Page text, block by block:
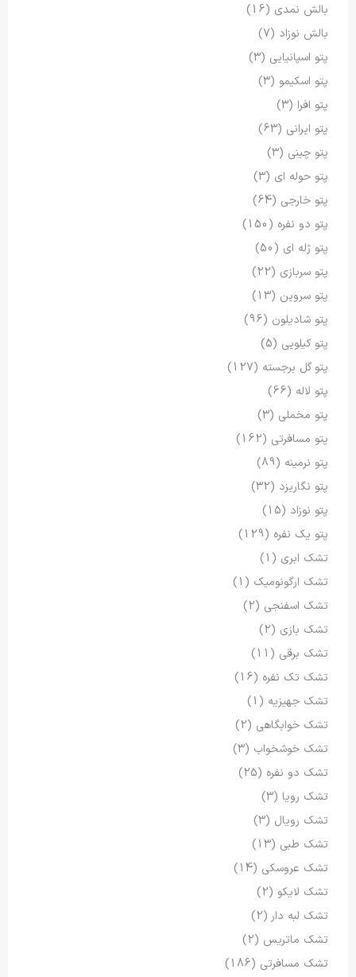
بالش نمدی (16)
بالش نوزاد (7)
پتو اسپانیایی (3)
پتو اسکیمو (3)
پتو افرا (3)
پتو ایرانی (63)
پتو چینی (3)
پتو حوله ای (3)
پتو خارجی (64)
پتو دو نفره (150)
پتو ژله ای (50)
پتو سربازی (22)
پتو سروین (13)
پتو شادیلون (96)
پتو کیلویی (5)
پتو گل برجسته (127)
پتو لاله (66)
پتو مخملی (3)
پتو مسافرتی (162)
پتو نرمینه (89)
پتو نگاریزد (32)
پتو نوزاد (15)
پتو یک نفره (129)
تشک ابری (1)
تشک ارگونومیک (1)
تشک اسفنجی (2)
تشک بازی (2)
تشک برقی (11)
تشک تک نفره (16)
تشک جهیزیه (1)
تشک خوابگاهی (2)
تشک خوشخواب (3)
تشک دو نفره (25)
تشک رویا (3)
تشک رویال (3)
تشک طبی (13)
تشک عروسکی (14)
تشک لایکو (2)
تشک لبه دار(2)
تشک ماتریس (2)
تشک مسافرتی (186)